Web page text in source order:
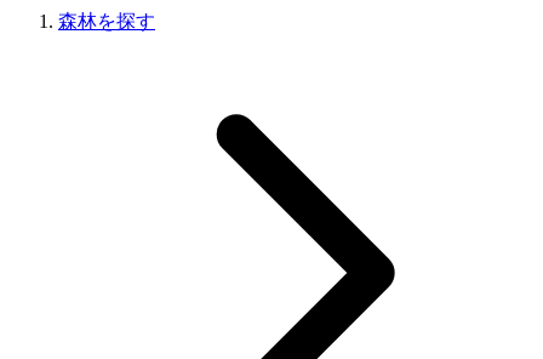
森林を探す